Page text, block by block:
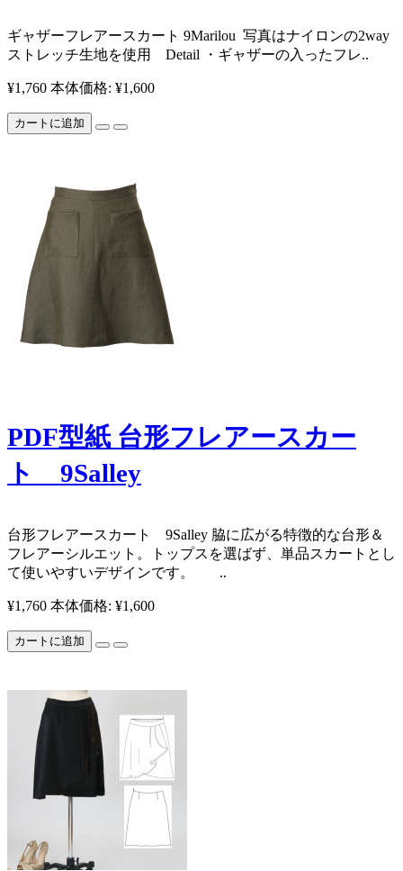
​ギャザーフレアースカート 9Marilou ​写真はナイロンの2way
ストレッチ生地を使用 ​ Detail ・ギャザーの入ったフレ..
¥1,760 本体価格: ¥1,600
カートに追加
PDF型紙 台形フレアースカー
ト 9Salley
​台形フレアースカート 9Salley 脇に広がる特徴的な台形＆
フレアーシルエット。トップスを選ばず、単品スカートとし
て使いやすいデザインです。 ..
¥1,760 本体価格: ¥1,600
カートに追加